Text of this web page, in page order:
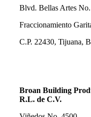
Blvd. Bellas Artes
Fraccionamiento
C.P. 22430, Tijuana,
Broan Building
R.L. de C.V.